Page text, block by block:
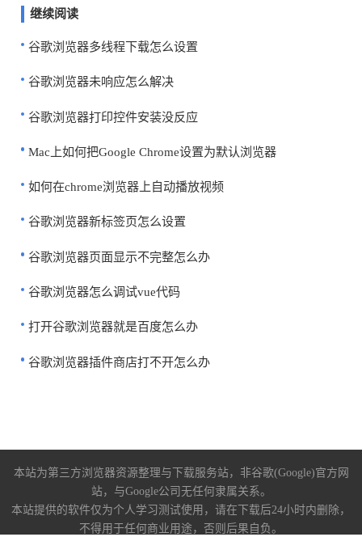
继续阅读
谷歌浏览器多线程下载怎么设置
谷歌浏览器未响应怎么解决
谷歌浏览器打印控件安装没反应
Mac上如何把Google Chrome设置为默认浏览器
如何在chrome浏览器上自动播放视频
谷歌浏览器新标签页怎么设置
谷歌浏览器页面显示不完整怎么办
谷歌浏览器怎么调试vue代码
打开谷歌浏览器就是百度怎么办
谷歌浏览器插件商店打不开怎么办
本站为第三方浏览器资源整理与下载服务站，非谷歌(Google)官方网
站，与Google公司无任何隶属关系。
本站提供的软件仅为个人学习测试使用，请在下载后24小时内删除，
不得用于任何商业用途，否则后果自负。